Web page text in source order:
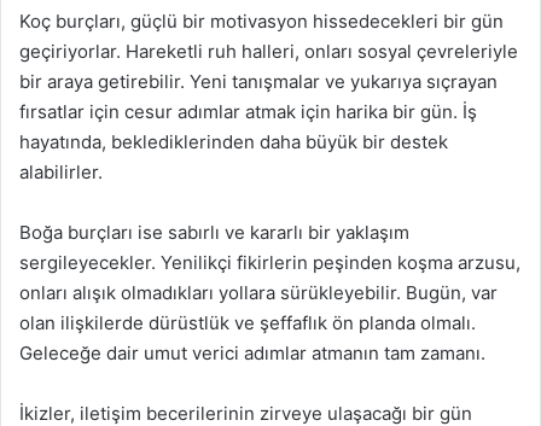
Koç burçları, güçlü bir motivasyon hissedecekleri bir gün
geçiriyorlar. Hareketli ruh halleri, onları sosyal çevreleriyle
bir araya getirebilir. Yeni tanışmalar ve yukarıya sıçrayan
fırsatlar için cesur adımlar atmak için harika bir gün. İş
hayatında, beklediklerinden daha büyük bir destek
alabilirler.
Boğa burçları ise sabırlı ve kararlı bir yaklaşım
sergileyecekler. Yenilikçi fikirlerin peşinden koşma arzusu,
onları alışık olmadıkları yollara sürükleyebilir. Bugün, var
olan ilişkilerde dürüstlük ve şeffaflık ön planda olmalı.
Geleceğe dair umut verici adımlar atmanın tam zamanı.
İkizler, iletişim becerilerinin zirveye ulaşacağı bir gün